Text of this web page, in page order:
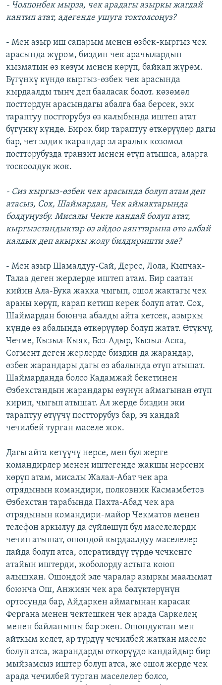
- Чолпонбек мырза, чек арадагы азыркы жагдай
кантип атат, адегенде ушуга токтолсоңуз?
- Мен азыр иш сапарым менен өзбек-кыргыз чек
арасында жүрөм, биздин чек арачылардын
кызматын өз көзүм менен көрүп, байкап жүрөм.
Бүгүнкү күндө кыргыз-өзбек чек арасында
кырдаалды тынч деп бааласак болот. көзөмөл
посттордун арасындагы абалга баа берсек, эки
тараптуу постторубуз өз калыбында иштеп атат
бүгүнкү күндө. Бирок бир тараптуу өткөрүүлөр дагы
бар, чет элдик жарандар эл аралык көзөмөл
постторубузда транзит менен өтүп атышса, аларга
тоскоолдук жок.
- Сиз кыргыз-өзбек чек арасында болуп атам деп
атасыз, Сох, Шаймардан, Чек аймактарында
болдуңузбу. Мисалы Чекте кандай болуп атат,
кыргызстандыктар өз айдоо аянттарына өтө албай
калдык деп акыркы жолу билдиришти эле?
- Мен азыр Шамалдуу-Сай, Дерес, Лола, Кыпчак-
Талаа деген жерлерде иштеп атам. Бир саатан
кийин Ала-Бука жакка чыгып, ошол жактагы чек
араны көрүп, карап кетиш керек болуп атат. Сох,
Шаймардан боюнча абалды айта кетсек, азыркы
күндө өз абалында өткөрүүлөр болуп жатат. Өтүкчү,
Чечме, Кызыл-Кыяк, Боз-Адыр, Кызыл-Аска,
Согмент деген жерлерде биздин да жарандар,
өзбек жарандары дагы өз абалында өтүп атышат.
Шаймарданда болсо Кадамжай бекетинен
Өзбекстандын жарандары өзүнүн аймагынан өтүп
кирип, чыгып атышат. Ал жерде биздин эки
тараптуу өтүүчү постторубуз бар, эч кандай
чечилбей турган маселе жок.
Дагы айта кетүүчү нерсе, мен бул жерге
командирлер менен иштегенде жакшы нерсени
көрүп атам, мисалы Жалал-Абат чек ара
отрядынын командири, полковник Касмамбетов
Өзбекстан тарабында Пахта-Абад чек ара
отрядынын командири-майор Чекматов менен
телефон аркылуу да сүйлөшүп бул маселелерди
чечип атышат, ошондой кырдаалдуу маселелер
пайда болуп атса, оперативдүү түрдө чечкенге
атайын иштерди, жоболорду астыга коюп
алышкан. Ошондой эле чаралар азыркы маалымат
боюнча Ош, Анжиян чек ара бөлүктөрүнүн
ортосунда бар, Айдаркен аймагынан карасак
Фергана менен чектешкен чек арада Саркелең
менен байланышы бар экен. Ошондуктан мен
айткым келет, ар түрдүү чечилбей жаткан маселе
болуп атса, жарандарды өткөрүүдө кандайдыр бир
мыйзамсыз иштер болуп атса, же ошол жерде чек
арада чечилбей турган маселелер болсо,